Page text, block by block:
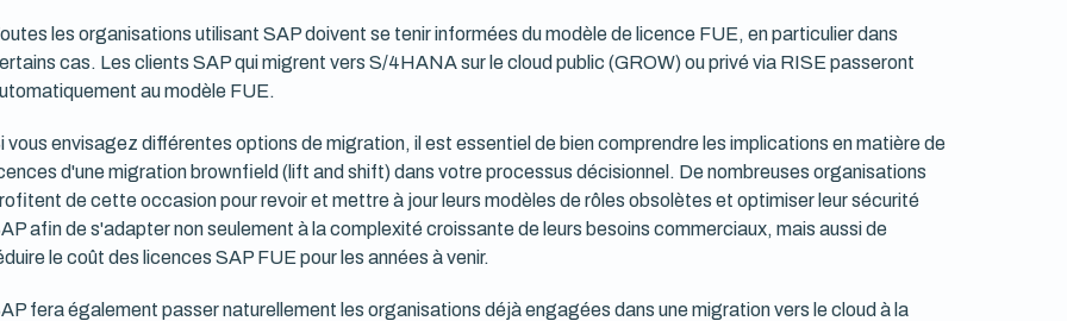
les organisations utilisant SAP doivent se tenir informées du modèle de licence FUE, en particulier dans
cas. Les clients SAP qui migrent vers S/4HANA sur le cloud public (GROW) ou privé via RISE passeront
au modèle FUE.
vous envisagez différentes options de migration, il est essentiel de bien comprendre les implications en matière de
d'une migration brownfield (lift and shift) dans votre processus décisionnel. De nombreuses organisations
de cette occasion pour revoir et mettre à jour leurs modèles de rôles obsolètes et optimiser leur sécurité
afin de s'adapter non seulement à la complexité croissante de leurs besoins commerciaux, mais aussi de
le coût des licences SAP FUE pour les années à venir.
fera également passer naturellement les organisations déjà engagées dans une migration vers le cloud à la